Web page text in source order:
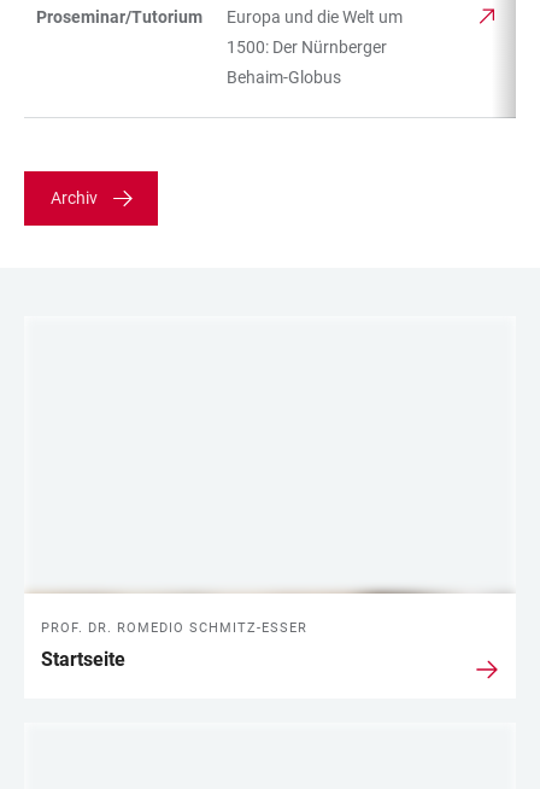
Proseminar/Tutorium
Europa und die Welt um
1500: Der Nürnberger
Behaim-Globus
Archiv
PROF. DR. ROMEDIO SCHMITZ-ESSER
Startseite